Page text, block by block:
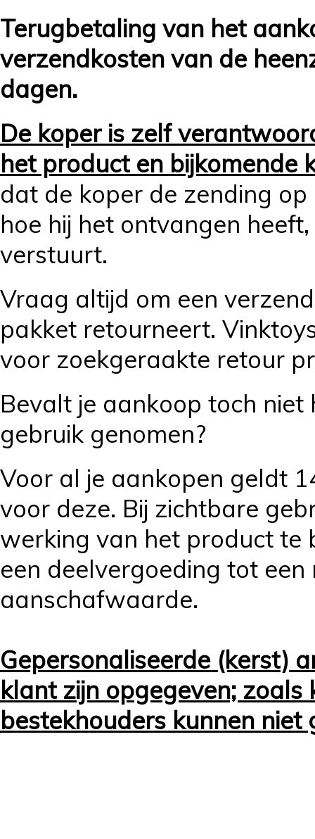
Terugbetaling van het
verzendkosten van de
dagen.
De koper is zelf
het product en bijkomende
dat de koper de zending
hoe hij het ontvangen
verstuurt.
Vraag altijd om een
pakket retourneert.
voor zoekgeraakte retour
Bevalt je aankoop toch
gebruik genomen?
Voor al je aankopen geldt
voor deze. Bij zichtbare
werking van het product te
een deelvergoeding tot
aanschafwaarde.
Gepersonaliseerde (kerst)
klant zijn opgegeven; zoals
bestekhouders kunnen